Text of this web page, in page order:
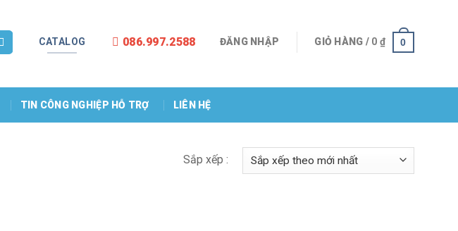
CATALOG 086.997.2588 ĐĂNG NHẬP GIỎ HÀNG / 0 ₫ 0
TIN CÔNG NGHIỆP HỖ TRỢ LIÊN HỆ
Sắp xếp :